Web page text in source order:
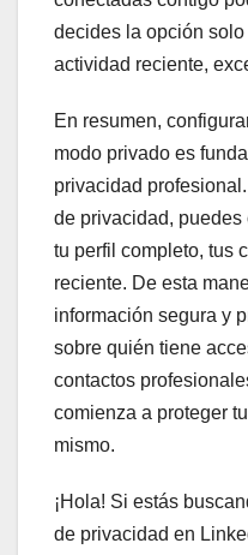
decides la opción
actividad reciente,
En resumen,
modo privado es
privacidad
de privacidad,
tu perfil completo, tus
reciente. De esta
información segura y
sobre quién tiene
contactos
comienza a proteger
mismo.
¡Hola! Si estás
de privacidad en